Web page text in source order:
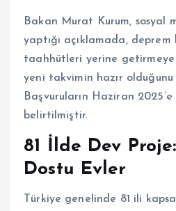
Bakan Murat Kurum, sosyal
yaptığı açıklamada, deprem
taahhütleri yerine
yeni takvimin hazır olduğunu
Başvuruların Haziran
belirtilmiştir.
81 İlde Dev
Dostu Evler
Türkiye genelinde 81 ili